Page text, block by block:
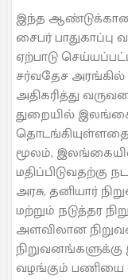
இந்த ஆண்டுக்கான
சைபர்
ஏற்பாடு
சர்வதேச
அதிகரித்து
துறையில் இலங்கை
மூலம்,
மதிப்பிடுவதற்கு
அரசு, தனியார்
மற்றும் நடுத்தர
அளவிலான
வழங்கும் பணியை